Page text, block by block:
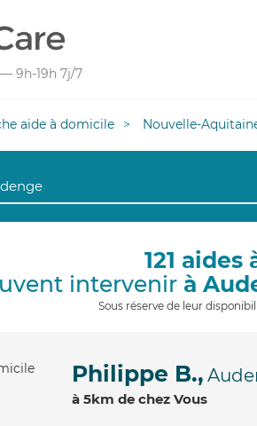
— 9h-19h 7j/7
aide à domicile Nouvelle-
121
intervenir à
Sous réserve de leur
Philippe B.,
à 5km de chez Vous